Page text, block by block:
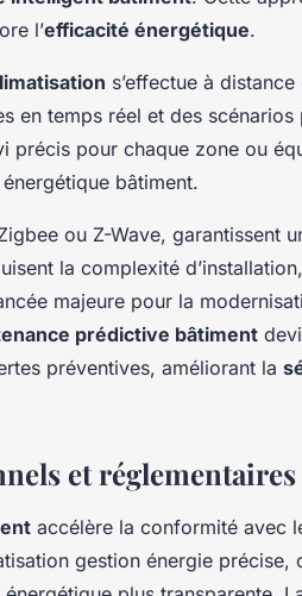
l’efficacité énergétique.
s’effectue à
en temps réel et des scénarios
précis pour chaque zone ou
bâtiment.
ou Z-Wave, garantissent
la complexité
majeure pour la
prédictive bâtiment
préventives, améliorant la
et réglementaires
accélère la conformité avec
gestion énergie précise,